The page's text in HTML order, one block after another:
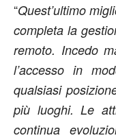
“Quest’ultimo
completa la
remoto. Incedo
l’accesso in
qualsiasi
più luoghi. Le
continua